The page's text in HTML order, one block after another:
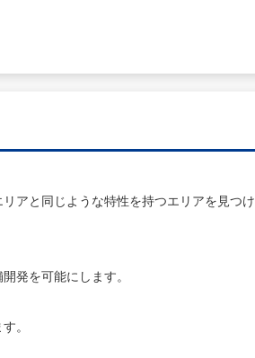
アと同じような特性を持つエリアを見つけ
発を可能にします。
。